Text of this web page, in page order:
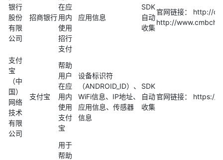
银行
股份
有限
公司
招商银行
在应
用内
使用
招行
支付
应用信息
SDK
自动
收集
官网链接： http://
http://
支付
宝
（中
国）
网络
技术
有限
公司
支付宝
帮助
用户
在应
用内
使用
支付
宝
设备标识符
（ANDROID_ID）、
WiFi信息、IP地址、
应用信息、传感器
信息
SDK
自动
收集
官网链接： https://
用于
帮助